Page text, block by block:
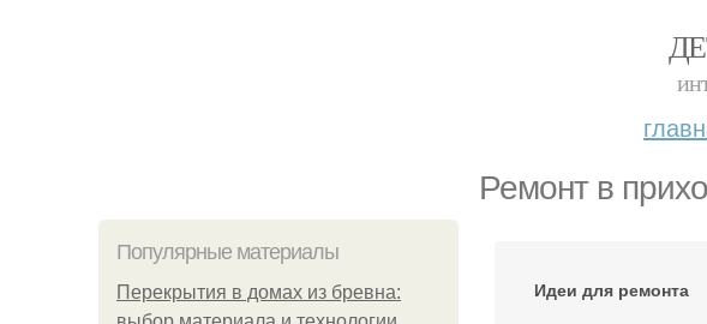
Ремонт в
Популярные материалы
Перекрытия в домах из бревна:
Идеи для ремонта